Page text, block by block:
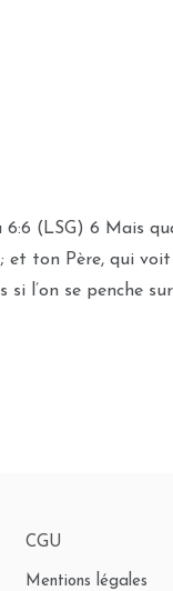
(LSG) 6 Mais
et ton Père, qui
l’on se penche
CGU
Mentions légales